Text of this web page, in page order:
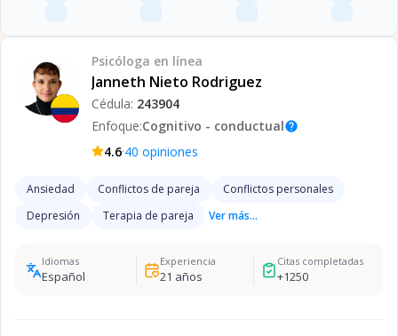
Psicóloga en línea
Janneth Nieto Rodriguez
Cédula: 243904
Enfoque:Cognitivo - conductualhelp
4.6·40 opiniones
Ansiedad Conflictos de pareja
Conflictos personales
Depresión
Terapia de pareja Ver más...
Idiomas
Español
Experiencia
21 años
Citas completadas
+1250